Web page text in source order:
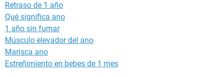
Retraso de 1 año
Qué significa ano
1 año sin fumar
Músculo elevador del ano
Marisca ano
Estreñimiento en bebes de 1 mes